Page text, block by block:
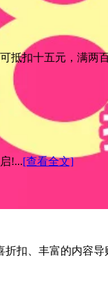
抵扣十五元，满两
!...[查看全文]
扣、丰富的内容